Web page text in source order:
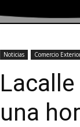
Noticias Comercio
una